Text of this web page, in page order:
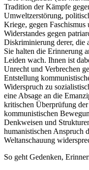
Tradition der Kämpfe
Umweltzerstörung,
Kriege, gegen
Widerstandes gegen
Diskriminierung derer, die
Sie halten die Erinnerung
Leiden wach. Ihnen ist
Unrecht und Verbrechen
Entstellung
Widerspruch zu
eine Absage an die
kritischen Überprüfung
kommunistischen
Denkweisen und
humanistischen Anspruch
Weltanschauung
So geht Gedenken,